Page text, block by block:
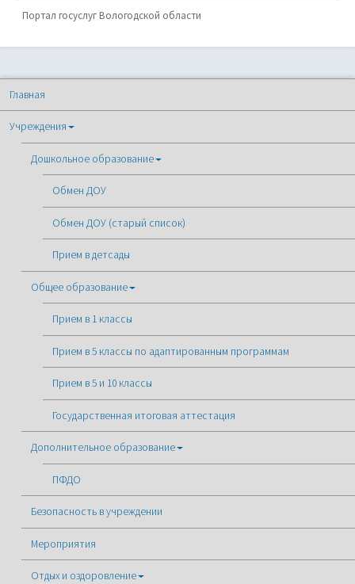
Портал госуслуг Вологодской области
Главная
Учреждения
Дошкольное образование
Обмен ДОУ
Обмен ДОУ (старый список)
Прием в детсады
Общее образование
Прием в 1 классы
Прием в 5 классы по адаптированным программам
Прием в 5 и 10 классы
Государственная итоговая аттестация
Дополнительное образование
ПФДО
Безопасность в учреждении
Мероприятия
Отдых и оздоровление